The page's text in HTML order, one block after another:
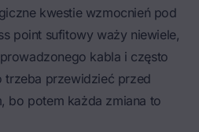
kwestie wzmocnień pod
point sufitowy waży niewiele,
kabla i często
trzeba przewidzieć przed
bo potem każda zmiana to